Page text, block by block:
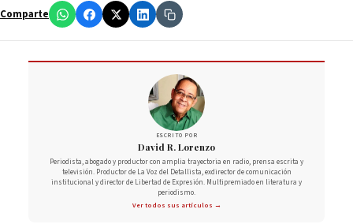
Comparte
ESCRITO POR
David R. Lorenzo
Periodista, abogado y productor con amplia trayectoria en radio, prensa escrita y
televisión. Productor de La Voz del Detallista, exdirector de comunicación
institucional y director de Libertad de Expresión. Multipremiado en literatura y
periodismo.
Ver todos sus artículos →